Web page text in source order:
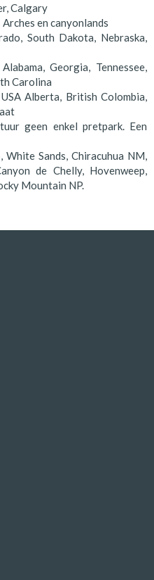
Calgary
en canyonlands
South Dakota, Nebraska,
Georgia, Tennessee,
Carolina
Alberta, British Colombia,
geen enkel pretpark. Een
White Sands, Chiracuhua NM,
de Chelly, Hovenweep,
Mountain NP.